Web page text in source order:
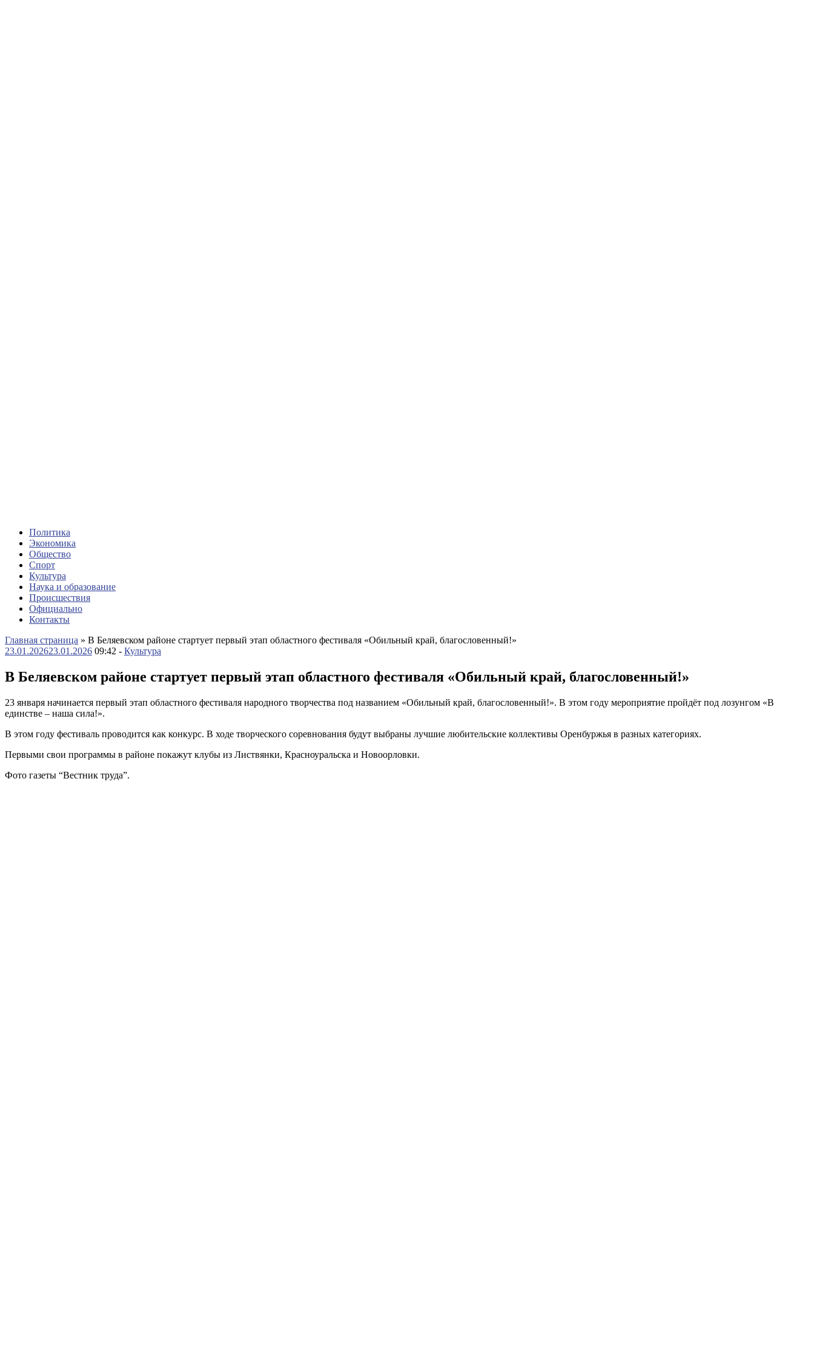
Политика
Экономика
Общество
Спорт
Культура
Наука и образование
Происшествия
Официально
Контакты
Главная страница » В Беляевском районе стартует первый этап областного фестиваля «Обильный край, благословенный!»
23.01.202623.01.2026 09:42 - Культура
В Беляевском районе стартует первый этап областного фестиваля «Обильный край, благословенный!»
23 января начинается первый этап областного фестиваля народного творчества под названием «Обильный край, благословенный!». В этом году мероприятие пройдёт под лозунгом «В
единстве – наша сила!».
В этом году фестиваль проводится как конкурс. В ходе творческого соревнования будут выбраны лучшие любительские коллективы Оренбуржья в разных категориях.
Первыми свои программы в районе покажут клубы из Листвянки, Красноуральска и Новоорловки.
Фото газеты “Вестник труда”.